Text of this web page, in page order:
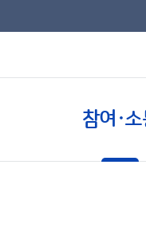
참여·소